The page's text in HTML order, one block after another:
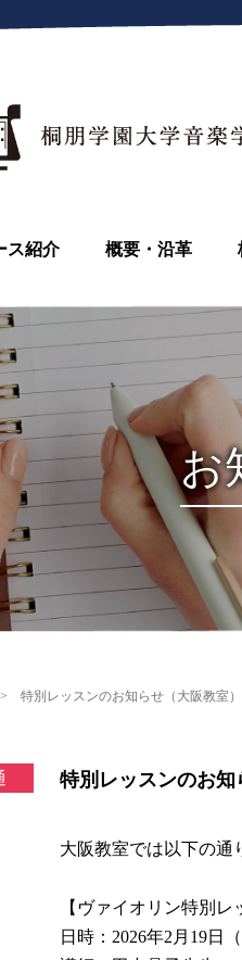
ス紹介 概要・沿革
お
特別レッスンのお知らせ（大阪教室）
特別レッスンのお知
大阪教室では以下の通
【ヴァイオリン特別レ
日時：2026年2月19日